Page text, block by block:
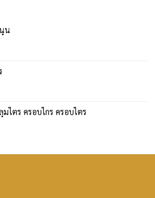
น
มไตร ครอบไกร ครอบไตร